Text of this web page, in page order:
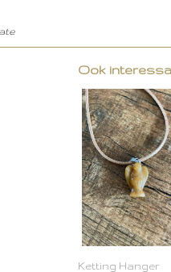
Ook
Ketting Hanger